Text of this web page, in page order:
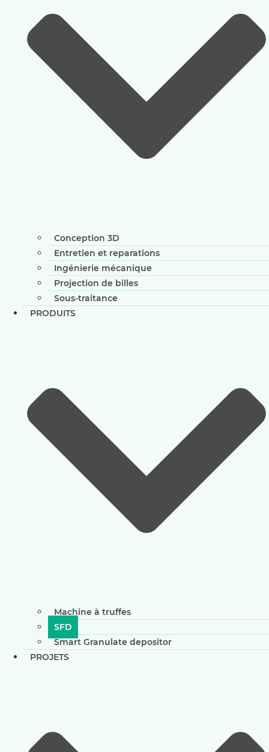
Conception 3D
Entretien et reparations
Ingénierie mécanique
Projection de billes
Sous-traitance
PRODUITS
Machine à truffes
SFD
Smart Granulate depositor
PROJETS